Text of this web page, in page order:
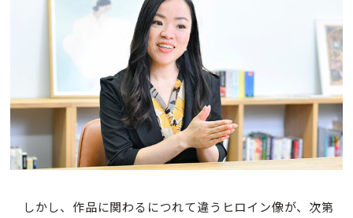
しかし、作品に関わるにつれて違うヒロイン像が、次第